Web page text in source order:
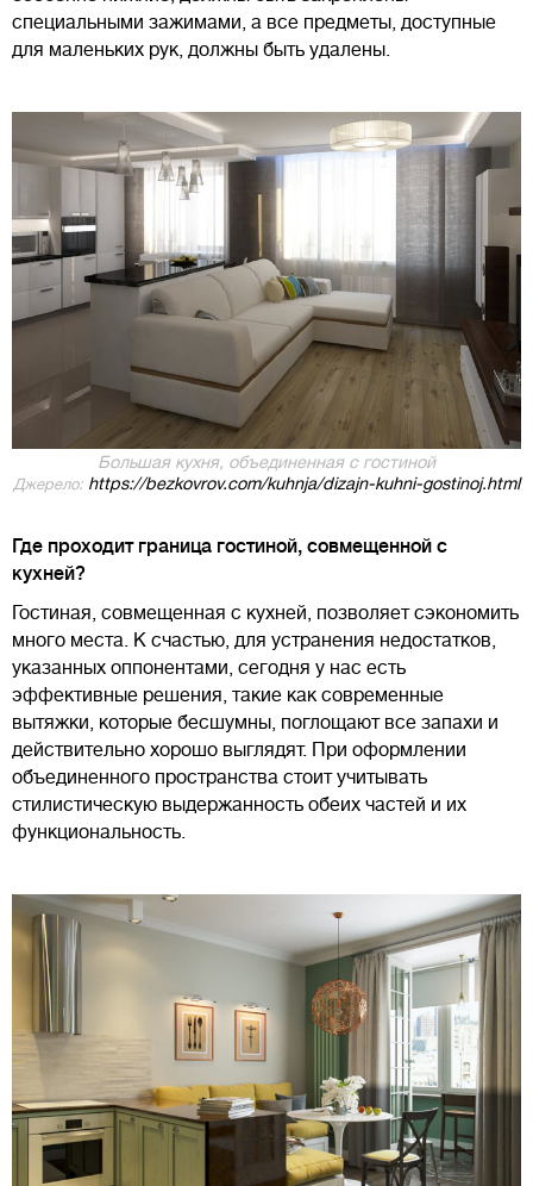
специальными зажимами, а все предметы, доступные
для маленьких рук, должны быть удалены.
Большая кухня, объединенная с гостиной
Джерело: https://bezkovrov.com/kuhnja/dizajn-kuhni-gostinoj.html
Где проходит граница гостиной, совмещенной с
кухней?
Гостиная, совмещенная с кухней, позволяет сэкономить
много места. К счастью, для устранения недостатков,
указанных оппонентами, сегодня у нас есть
эффективные решения, такие как современные
вытяжки, которые бесшумны, поглощают все запахи и
действительно хорошо выглядят. При оформлении
объединенного пространства стоит учитывать
стилистическую выдержанность обеих частей и их
функциональность.